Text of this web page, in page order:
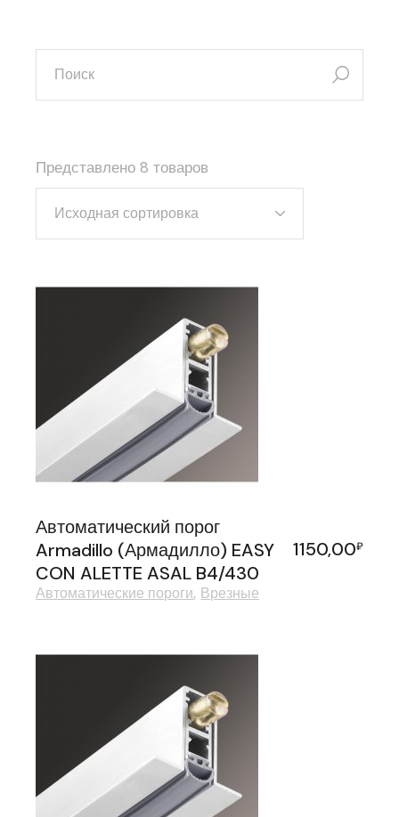
искать:
Представлено 8 товаров
Исходная сортировка
Автоматический порог
Armadillo (Армадилло) EASY
CON ALETTE ASAL B4/430
1150,00₽
Автоматические пороги Врезные